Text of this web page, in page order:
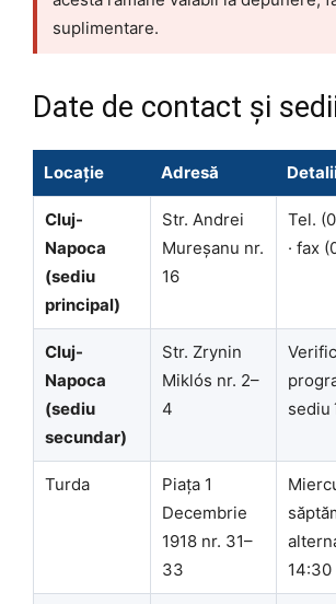
suplimentare.
Date de contact și
Locație Adresă
Cluj-
Napoca
(sediu
principal)
Str. Andrei
Mureșanu nr.
16
Tel.
· fax
Cluj-
Napoca
(sediu
secundar)
Str. Zrynin
Miklós nr. 2–
4
sediu
Turda
Piața 1
Decembrie
1918 nr. 31–
33
14:30